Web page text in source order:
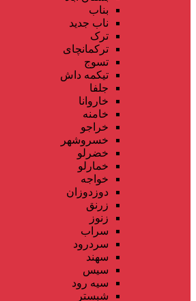
بناب
ناب جدید
ترک
ترکمانچای
تسوج
تیکمه داش
جلفا
خاروانا
خامنه
خراجو
خسروشهر
خضرلو
خمارلو
خواجه
دوزدوزان
زرنق
زنوز
سراب
سردرود
سهند
سیس
سیه رود
شبستر